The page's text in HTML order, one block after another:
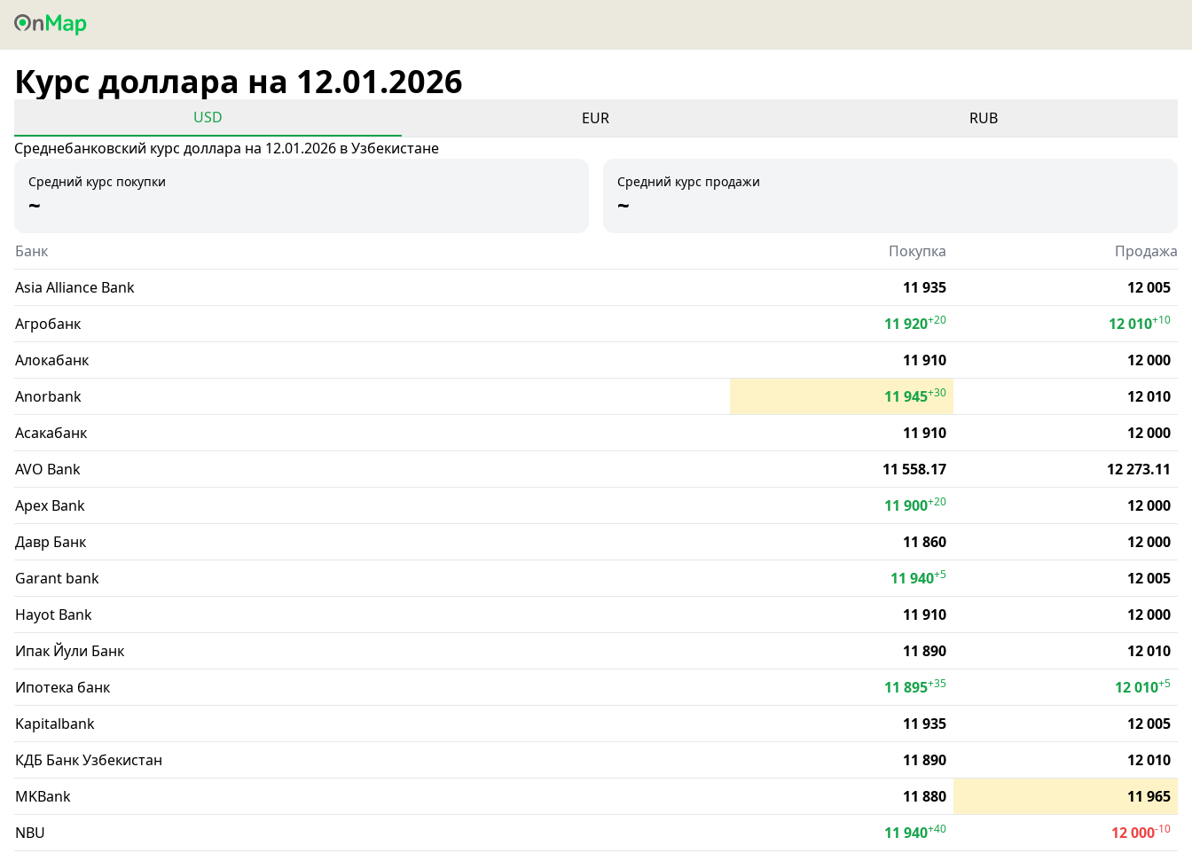
Курс доллара на 12.01.2026
USD EUR
RUB
Среднебанковский курс доллара на 12.01.2026 в Узбекистане
Средний курс покупки
~
Средний курс продажи
~
Банк Покупка
Продажа
Asia Alliance Bank
11 935
12 005
Агробанк
11 920+20 12 010+10
Алокабанк 11 910
12 000
Anorbank
11 945+30
12 010
Асакабанк
11 910
12 000
AVO Bank
11 558.17
12 273.11
Apex Bank
11 900+20
12 000
Давр Банк
11 860
12 000
Garant bank
11 940+5
12 005
Hayot Bank
11 910
12 000
Ипак Йули Банк
11 890
12 010
Ипотека банк
11 895+35 12 010+5
Kapitalbank 11 935
12 005
КДБ Банк Узбекистан
11 890
12 010
MKBank
11 880
11 965
NBU
11 940+40 12 000-10